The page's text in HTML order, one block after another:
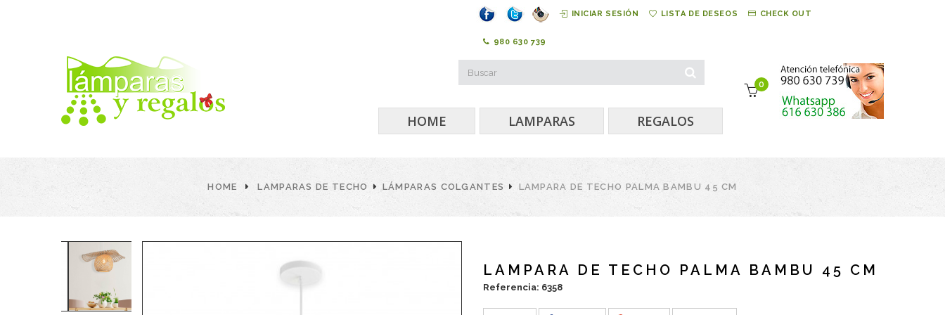
INICIAR SESIÓN LISTA DE DESEOS CHECK OUT
980 630 739
0
HOME LAMPARAS REGALOS
HOME LAMPARAS DE TECHO LÁMPARAS COLGANTES LAMPARA DE TECHO PALMA BAMBU 45 CM
LAMPARA DE TECHO PALMA BAMBU 45 CM
Referencia: 6358